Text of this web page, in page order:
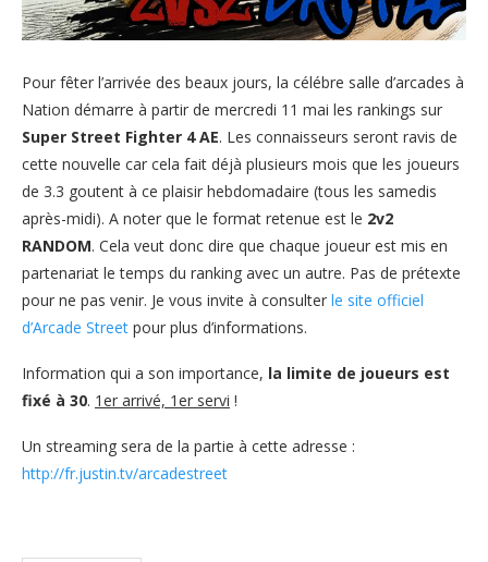
Pour fêter l’arrivée des beaux jours, la célébre salle d’arcades à
Nation démarre à partir de mercredi 11 mai les rankings sur
Super Street Fighter 4 AE. Les connaisseurs seront ravis de
cette nouvelle car cela fait déjà plusieurs mois que les joueurs
de 3.3 goutent à ce plaisir hebdomadaire (tous les samedis
après-midi). A noter que le format retenue est le 2v2
RANDOM. Cela veut donc dire que chaque joueur est mis en
partenariat le temps du ranking avec un autre. Pas de prétexte
pour ne pas venir. Je vous invite à consulter le site officiel
d’Arcade Street pour plus d’informations.
Information qui a son importance, la limite de joueurs est
fixé à 30. 1er arrivé, 1er servi !
Un streaming sera de la partie à cette adresse :
http://fr.justin.tv/arcadestreet